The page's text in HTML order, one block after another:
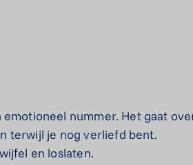
nummer. Het gaat
terwijl je nog verliefd bent.
en loslaten.